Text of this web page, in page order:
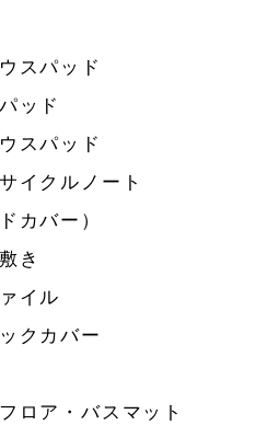
スパッド
ッド
スパッド
イクルノート
カバー）
き
イル
クカバー
ロア・バスマット